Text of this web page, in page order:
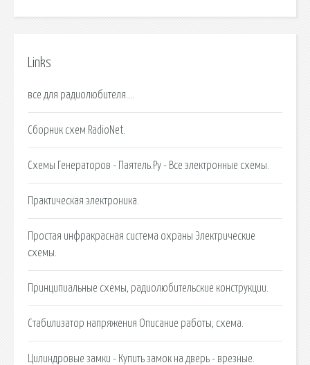
Links
все для радиолюбителя….
Сборник схем RadioNet.
Схемы Генераторов - Паятель.Ру - Все электронные схемы.
Практическая электроника.
Простая инфракрасная система охраны Электрические
схемы.
Принципиальные схемы, радиолюбительские конструкции.
Стабилизатор напряжения Описание работы, схема.
Цилиндровые замки - Купить замок на дверь - врезные.